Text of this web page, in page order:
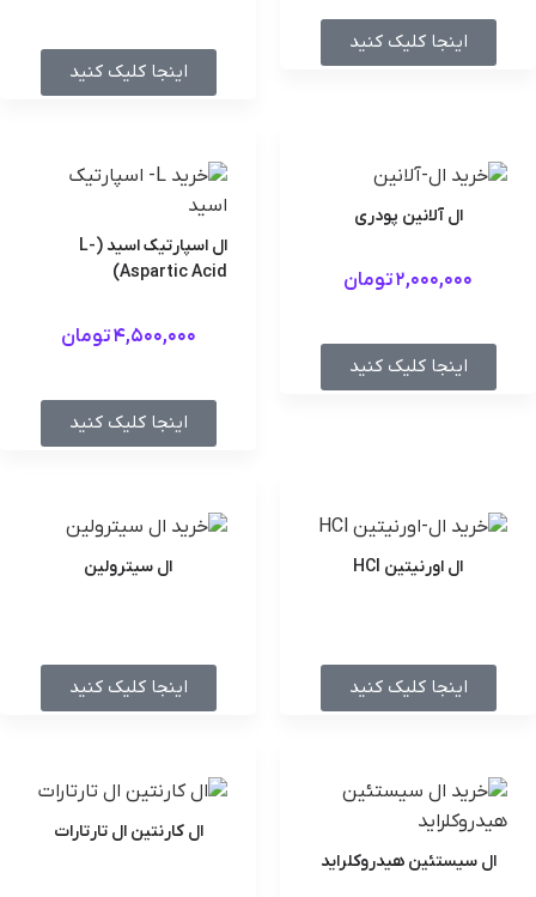
اینجا کلیک کنید
اینجا کلیک کنید
ال آلانین پودری
2,000,000تومان
اینجا کلیک کنید
ال اسپارتیک اسید (L-
Aspartic Acid)
4,500,000تومان
اینجا کلیک کنید
ال اورنیتین HCl
اینجا کلیک کنید
ال سیترولین
اینجا کلیک کنید
ال سیستئین هیدروکلراید
ال کارنتین ال تارتارات